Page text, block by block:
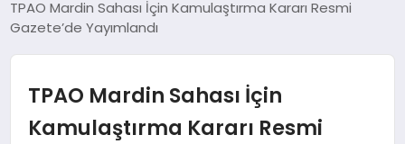
GÜNDEM
DÜNYA
TPAO Mardin Sahası İçin Kamulaştırma Kararı Resmi
Gazete’de Yayımlandı
TPAO Mardin Sahası İçin
Kamulaştırma Kararı Resmi